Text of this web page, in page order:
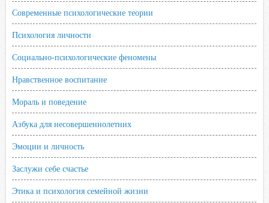
Современные психологические теории
Психология личности
Социально-психологические феномены
Нравственное воспитание
Мораль и поведение
Азбука для несовершеннолетних
Эмоции и личность
Заслужи себе счастье
Этика и психология семейной жизни